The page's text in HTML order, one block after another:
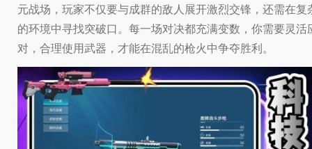
元战场，玩家不仅要与成群的敌人展开激烈交锋，还需在复
的环境中寻找突破口。每一场对决都充满变数，你需要灵活
对，合理使用武器，才能在混乱的枪火中争夺胜利。